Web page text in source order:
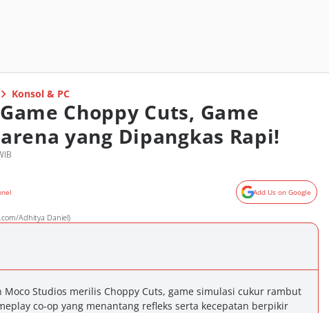
Konsol & PC
Choppy Cuts, Game
yang Dipangkas Rapi!
Add Us on Google
Adhitya Daniel)
Moco Studios merilis Choppy Cuts, game simulasi cukur rambut
co-op yang menantang refleks serta kecepatan berpikir